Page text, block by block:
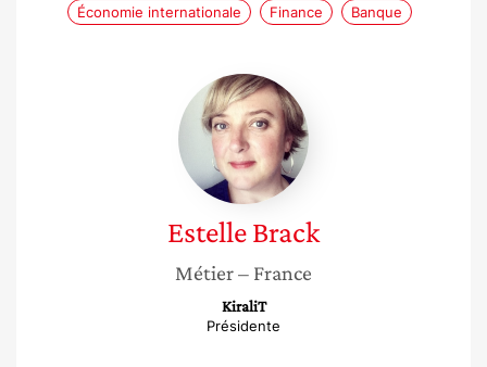
Économie internationale Finance Banque
Estelle
Brack
EstelleBrack
Métier– France
KiraliT
Présidente